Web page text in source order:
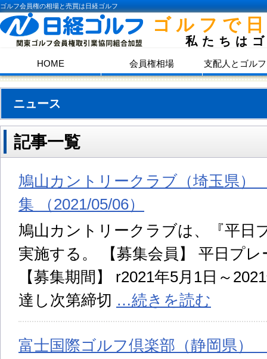
ゴルフ会員権の相場と売買は日経ゴルフ
ゴルフで
私たちは
HOME 会員権相場 支配人とゴル
ニュース
記事一覧
鳩山カントリークラブ（埼玉県
集 （2021/05/06）
鳩山カントリークラブは、『平日
実施する。 【募集会員】 平日プ
【募集期間】 r2021年5月1日～
達し次第締切 …続きを読む
富士国際ゴルフ倶楽部（静岡県）